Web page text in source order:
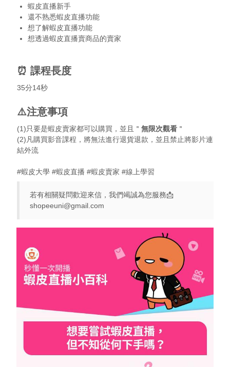
蝦皮直播新手
還不熟悉蝦皮直播功能
想了解蝦皮直播功能
想透過蝦皮直播賣商品的賣家
⏰ 課程長度
35分14秒
⚠️注意事項
(1)只要是蝦皮賣家都可以購買，並且＂ 無限次觀看 ＂
(2)凡購買影音課程，將無法進行退貨退款，並且禁止將影片連
結外流
#蝦皮大學 #蝦皮直播 #蝦皮賣家 #線上學習
若有相關疑問歡迎來信，我們竭誠為您服務📩
shopeeuni@gmail.com